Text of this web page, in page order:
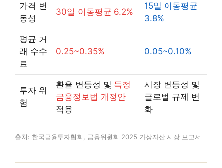
가격 변
동성
30일 이동평균 6.2%
15일 이동평균
3.8%
평균 거
래 수수
료
0.25~0.35% 0.05~0.10%
투자 위
험
환율 변동성 및 특정
금융정보법 개정안
적용
시장 변동성 및
글로벌 규제 변
화
출처: 한국금융투자협회, 금융위원회 2025 가상자산 시장 보고서